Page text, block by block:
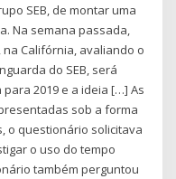
SEB, de montar uma
Na semana passada,
na Califórnia, avaliando o
do SEB, será
2019 e a ideia […] As
sob a forma
o questionário solicitava
o uso do tempo
também perguntou